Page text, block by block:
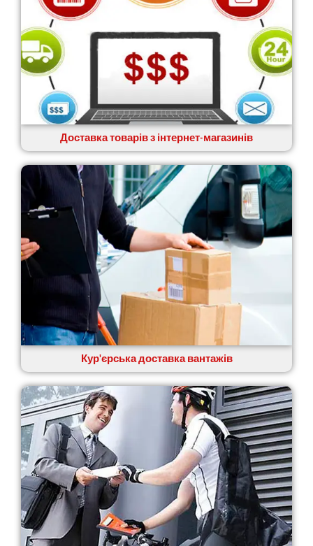
Доставка товарів з інтернет-магазинів
Кур'єрська доставка вантажів